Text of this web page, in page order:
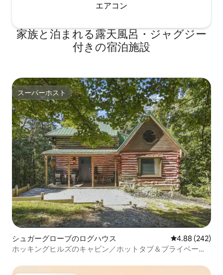
エアコン
家族と泊まれる露天風呂・ジャグジー
付きの宿泊施設
スーパーホスト
スーパーホスト
シュガーグローブのログハウス レビュー242
4.88 (242)
ホッキングヒルズのキャビン／ホットタブ＆プライベート